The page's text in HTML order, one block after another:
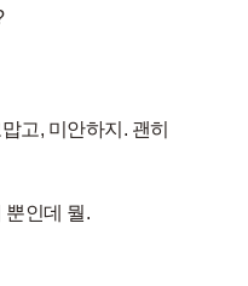
고, 미안하지. 괜히
뿐인데 뭘.